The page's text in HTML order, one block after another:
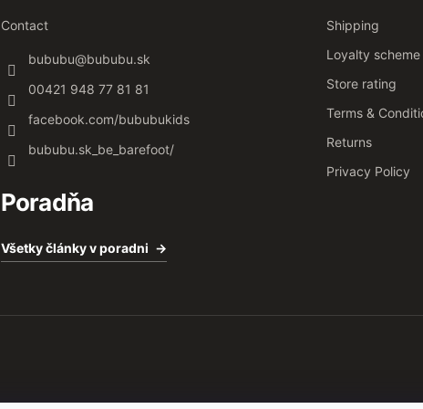
Contact
bububu@bububu.sk
00421 948 77 81 81
facebook.com/bububukids
bububu.sk_be_barefoot/
Poradňa
Všetky články v poradni
Shipping
Loyalty scheme
Store rating
Terms &
Returns
Privacy Policy